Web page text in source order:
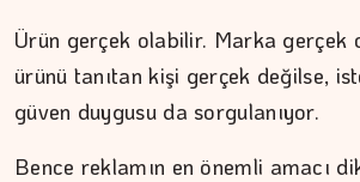
Ürün gerçek olabilir. Marka gerçek
ürünü tanıtan kişi gerçek değilse,
güven duygusu da sorgulanıyor.
Bence reklamın en önemli amacı
ŞAFAK GÜVEN
Ahlat'tan Nemrut Krateri'ne